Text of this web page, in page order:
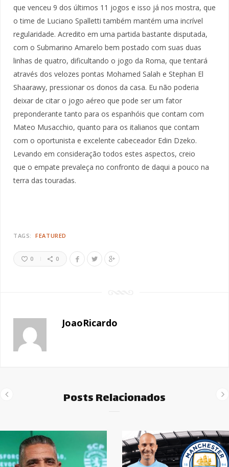
que venceu 9 dos últimos 11 jogos e isso já nos mostra, que
o time de Luciano Spalletti também mantém uma incrível
regularidade. Acredito em uma partida bastante disputada,
com o Submarino Amarelo bem postado com suas duas
linhas de quatro, dificultando o jogo da Roma, que tentará
através dos velozes pontas Mohamed Salah e Stephan El
Shaarawy, pressionar os donos da casa. Eu não poderia
deixar de citar o jogo aéreo que pode ser um fator
preponderante tanto para os espanhóis que contam com
Mateo Musacchio, quanto para os italianos que contam
com o oportunista e excelente cabeceador Edin Dzeko.
Levando em consideração todos estes aspectos, creio
que o empate prevaleça no confronto de daqui a pouco na
terra das touradas.
TAGS: FEATURED
0 0
JoaoRicardo
Posts Relacionados